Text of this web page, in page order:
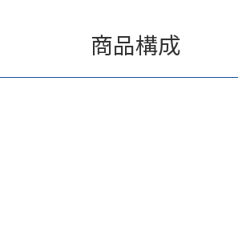
商品構成